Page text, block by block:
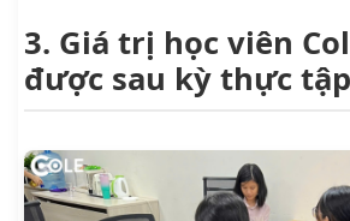
3. Giá trị học viên
được sau kỳ thực tập